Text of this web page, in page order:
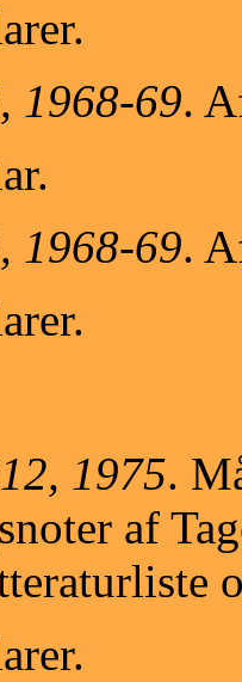
1968-69.
1968-69.
1975.
af